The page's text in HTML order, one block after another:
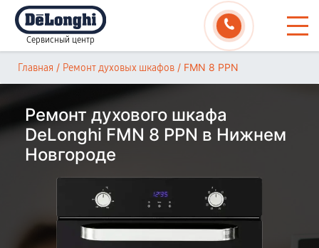
Сервисный центр
Главная / Ремонт духовых шкафов / FMN 8 PPN
Ремонт духового шкафа
DeLonghi FMN 8 PPN в Нижнем
Новгороде